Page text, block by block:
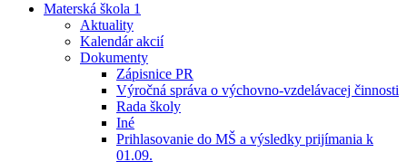
Materská škola 1
Aktuality
Kalendár akcií
Dokumenty
Zápisnice PR
Výročná správa o výchovno-vzdelávacej činnosti
Rada školy
Iné
Prihlasovanie do MŠ a výsledky prijímania k
01.09.